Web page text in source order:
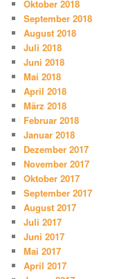
Oktober 2018
September 2018
August 2018
Juli 2018
Juni 2018
Mai 2018
April 2018
März 2018
Februar 2018
Januar 2018
Dezember 2017
November 2017
Oktober 2017
September 2017
August 2017
Juli 2017
Juni 2017
Mai 2017
April 2017